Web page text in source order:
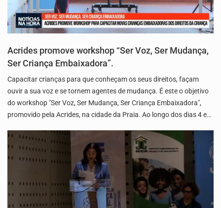
Acrides promove workshop “Ser Voz, Ser Mudança,
Ser Criança Embaixadora”.
Capacitar crianças para que conheçam os seus direitos, façam
ouvir a sua voz e se tornem agentes de mudança. É este o objetivo
do workshop "Ser Voz, Ser Mudança, Ser Criança Embaixadora",
promovido pela Acrides, na cidade da Praia. Ao longo dos dias 4 e…